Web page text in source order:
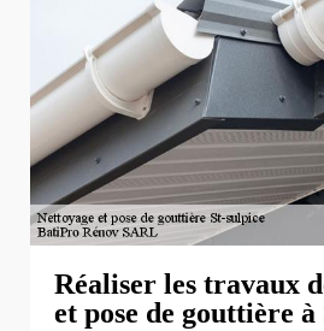
Réaliser les travaux
et pose de gouttière